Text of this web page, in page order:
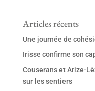
Articles récents
Une journée de
Irisse confirme son
Couserans et Arize-
sur les sentiers